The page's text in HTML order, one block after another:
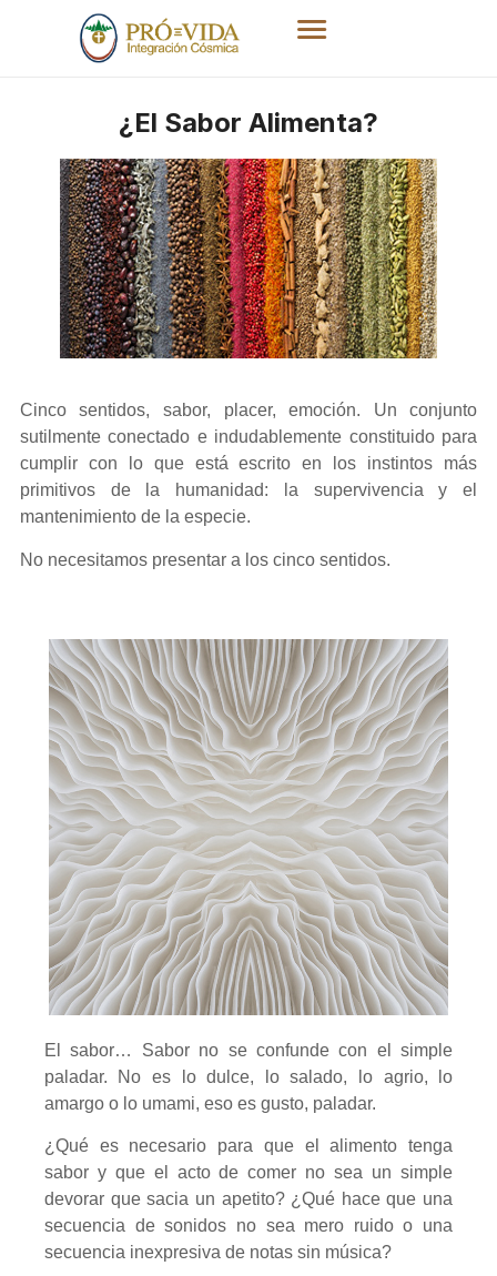
¿El Sabor Alimenta?
Cinco sentidos, sabor, placer, emoción. Un conjunto
sutilmente conectado e indudablemente constituido para
cumplir con lo que está escrito en los instintos más
primitivos de la humanidad: la supervivencia y el
mantenimiento de la especie.
No necesitamos presentar a los cinco sentidos.
El sabor… Sabor no se confunde con el simple
paladar. No es lo dulce, lo salado, lo agrio, lo
amargo o lo umami, eso es gusto, paladar.
¿Qué es necesario para que el alimento tenga
sabor y que el acto de comer no sea un simple
devorar que sacia un apetito? ¿Qué hace que una
secuencia de sonidos no sea mero ruido o una
secuencia inexpresiva de notas sin música?